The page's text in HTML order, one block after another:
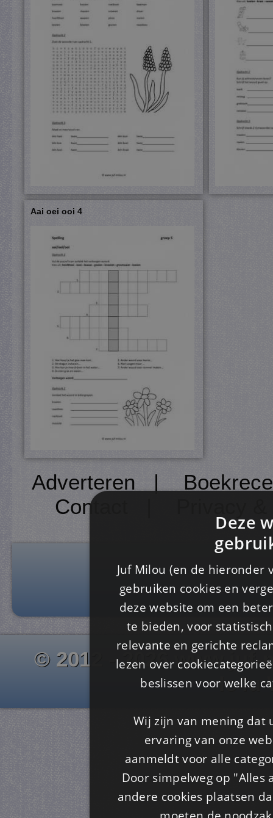
Aai oei ooi 4
Adverteren |
Contact
© 2012 - 2026
Is4u
Deze
Juf Milou (en de
gebruiken cookies en
deze website om een
te bieden, voor
relevante en gerichte
lezen over
beslissen voor welke
Wij zijn van mening dat
ervaring van onze
aanmeldt voor alle
Door simpelweg op
andere cookies plaatsen